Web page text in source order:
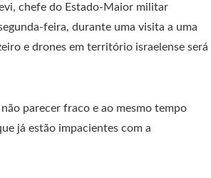
chefe do Estado-Maior militar
feira, durante uma visita a uma
e drones em território israelense será
parecer fraco e ao mesmo tempo
já estão impacientes com a